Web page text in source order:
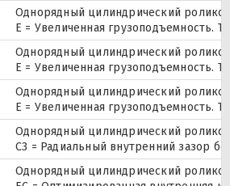
Однорядный цилиндрический
E = Увеличенная грузоподъемность.
Однорядный цилиндрический
E = Увеличенная грузоподъемность.
Однорядный цилиндрический
E = Увеличенная грузоподъемность.
Однорядный цилиндрический
C3 = Радиальный внутренний зазор
Однорядный цилиндрический